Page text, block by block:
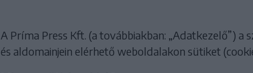
A Príma Press Kft. (a továbbiakban: „Adatkezelő”) a
és aldomainjein elérhető weboldalakon sütiket